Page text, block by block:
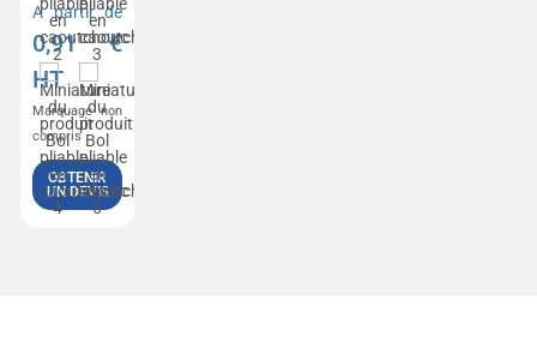
A partir de
0,91€
HT
Marquage non
compris
OBTENIR
UN DEVIS